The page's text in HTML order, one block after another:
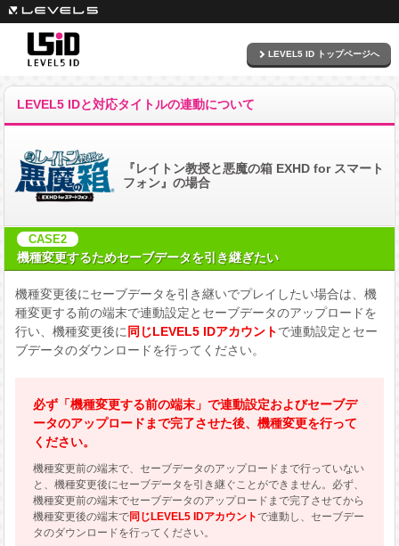
LEVEL5 ID トップページへ
LEVEL5 IDと対応タイトルの連動について
『レイトン教授と悪魔の箱 EXHD for スマート
フォン』の場合
CASE2
機種変更するためセーブデータを引き継ぎたい
機種変更後にセーブデータを引き継いでプレイしたい場合は、機
種変更する前の端末で連動設定とセーブデータのアップロードを
行い、機種変更後に 同じLEVEL5 IDアカウントで連動設定とセー
ブデータのダウンロードを行ってください。
必ず「機種変更する前の端末」で連動設定およびセーブデ
ータのアップロードまで完了させた後、機種変更を行って
ください。
機種変更前の端末で、セーブデータのアップロードまで行っていない
と、機種変更後にセーブデータを引き継ぐことができません。必ず、
機種変更前の端末でセーブデータのアップロードまで完了させてから
機種変更後の端末で同じLEVEL5 IDアカウントで連動し、セーブデー
タのダウンロードを行ってください。